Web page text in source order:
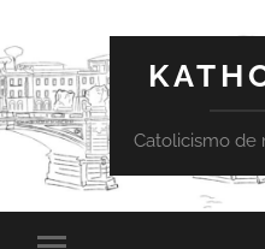
Catolicismo de